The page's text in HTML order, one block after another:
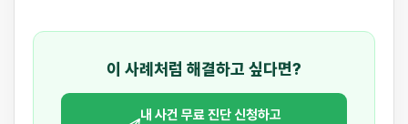
이 사례처럼 해결하고 싶다면?
내 사건 무료 진단 신청하고